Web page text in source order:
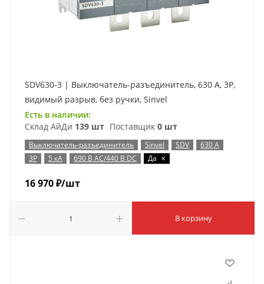
SDV630-3 | Выключатель-разъединитель, 630 А, 3Р,
видимый разрыв, без ручки, Sinvel
Есть в наличии:
Склад АйДи 139 шт Поставщик 0 шт
Выключатель-разъединитель Sinvel SDV
630 А
3P
5 кА 690 В AC/440 В DC Да x
16 970₽/шт
В корзину